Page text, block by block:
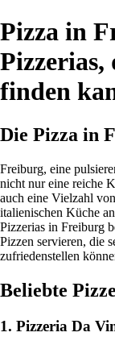
Pizza in
finden
Die Pizza in
Freiburg, eine
nicht nur eine reiche
auch eine Vielzahl
italienischen Küche
Pizzerias in Freiburg
Pizzen servieren, die
zufriedenstellen
Beliebte
1. Pizzeria Da